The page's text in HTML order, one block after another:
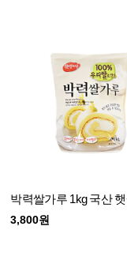
박력쌀가루 1kg 국산
3,800원